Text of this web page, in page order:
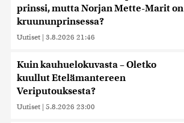
prinssi, mutta Norjan Mette-Marit on
kruununprinsessa?
Uutiset | 3.8.2026 21:46
Kuin kauhuelokuvasta – Oletko
kuullut Etelämantereen
Veriputouksesta?
Uutiset | 5.8.2026 23:00